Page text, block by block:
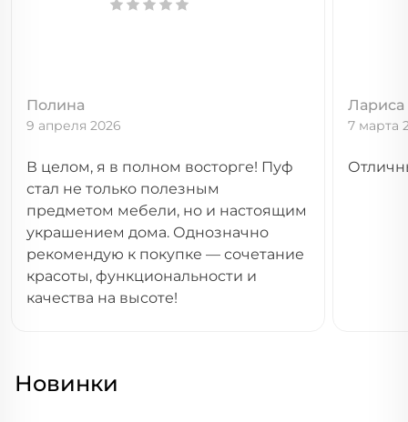
Полина
9 апреля 2026
В целом, я в полном восторге! Пуф
стал не только полезным
предметом мебели, но и настоящим
украшением дома. Однозначно
рекомендую к покупке — сочетание
красоты, функциональности и
качества на высоте!
Лариса
7 марта
Новинки